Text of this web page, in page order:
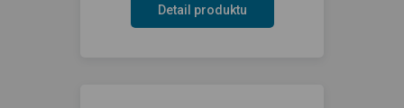
Detail produktu